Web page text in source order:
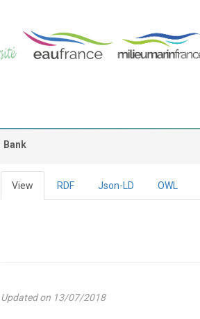
Bank
Primary
View (active
tab)
RDF Json-LD OWL
Updated on 13/07/2018